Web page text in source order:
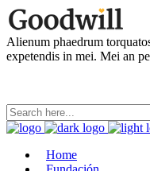
Alienum phaedrum
expetendis in mei. Mei an
Home